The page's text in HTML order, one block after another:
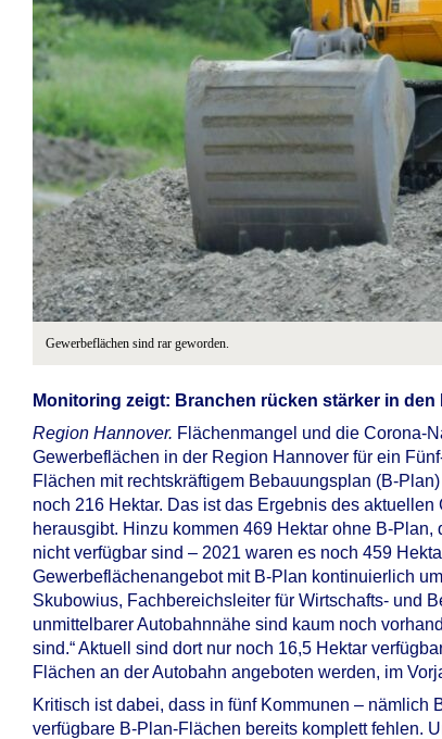
Gewerbeflächen sind rar geworden.
Monitoring zeigt: Branchen rücken stärker in den
Region Hannover. Flächenmangel und die Corona-
Gewerbeflächen in der Region Hannover für ein
Flächen mit rechtskräftigem Bebauungsplan (B-
noch 216 Hektar. Das ist das Ergebnis des
herausgibt. Hinzu kommen 469 Hektar ohne B-
nicht verfügbar sind – 2021 waren es noch 459
Gewerbeflächenangebot mit B-Plan kontinuierlich
Skubowius, Fachbereichsleiter für Wirtschafts- und
unmittelbarer Autobahnnähe sind kaum noch
sind.“ Aktuell sind dort nur noch 16,5 Hektar
Flächen an der Autobahn angeboten werden, im
Kritisch ist dabei, dass in fünf Kommunen –
verfügbare B-Plan-Flächen bereits komplett fehlen.